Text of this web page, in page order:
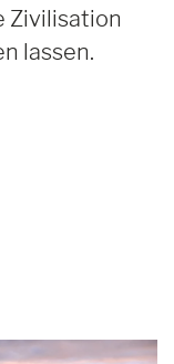
Zivilisation
lassen.